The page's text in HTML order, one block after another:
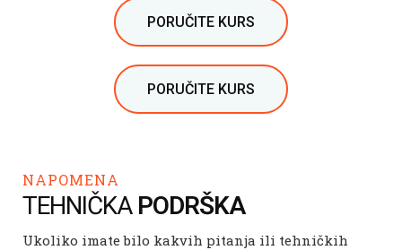
PORUČITE KURS
PORUČITE KURS
NAPOMENA
TEHNIČKA PODRŠKA
Ukoliko imate bilo kakvih pitanja ili tehničkih